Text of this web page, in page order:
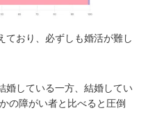
ており、必ずしも婚活が難し
婚している一方、結婚してい
の障がい者と比べると圧倒